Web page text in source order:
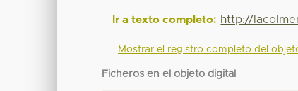
Ir a texto completo: http://
Mostrar el registro completo del
Ficheros en el objeto digital